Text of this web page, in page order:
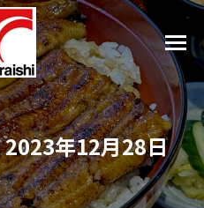
2023年12月28日